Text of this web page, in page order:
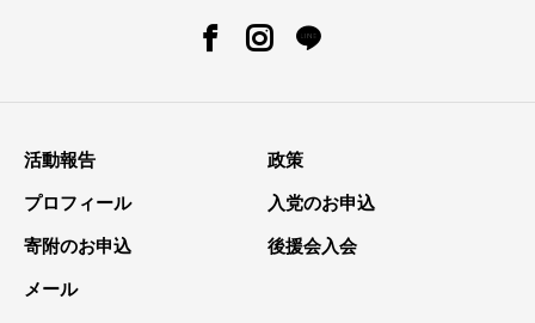
活動報告 政策
プロフィール 入党のお申込
寄附のお申込 後援会入会
メール